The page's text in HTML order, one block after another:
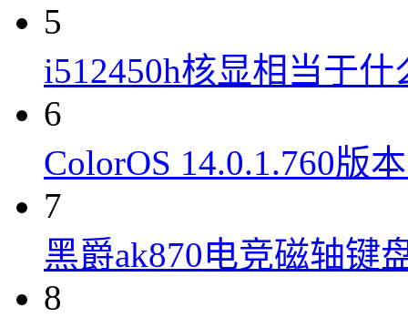
5
i512450h核显相当于什
6
ColorOS 14.0.1.760版
7
黑爵ak870电竞磁轴键
8